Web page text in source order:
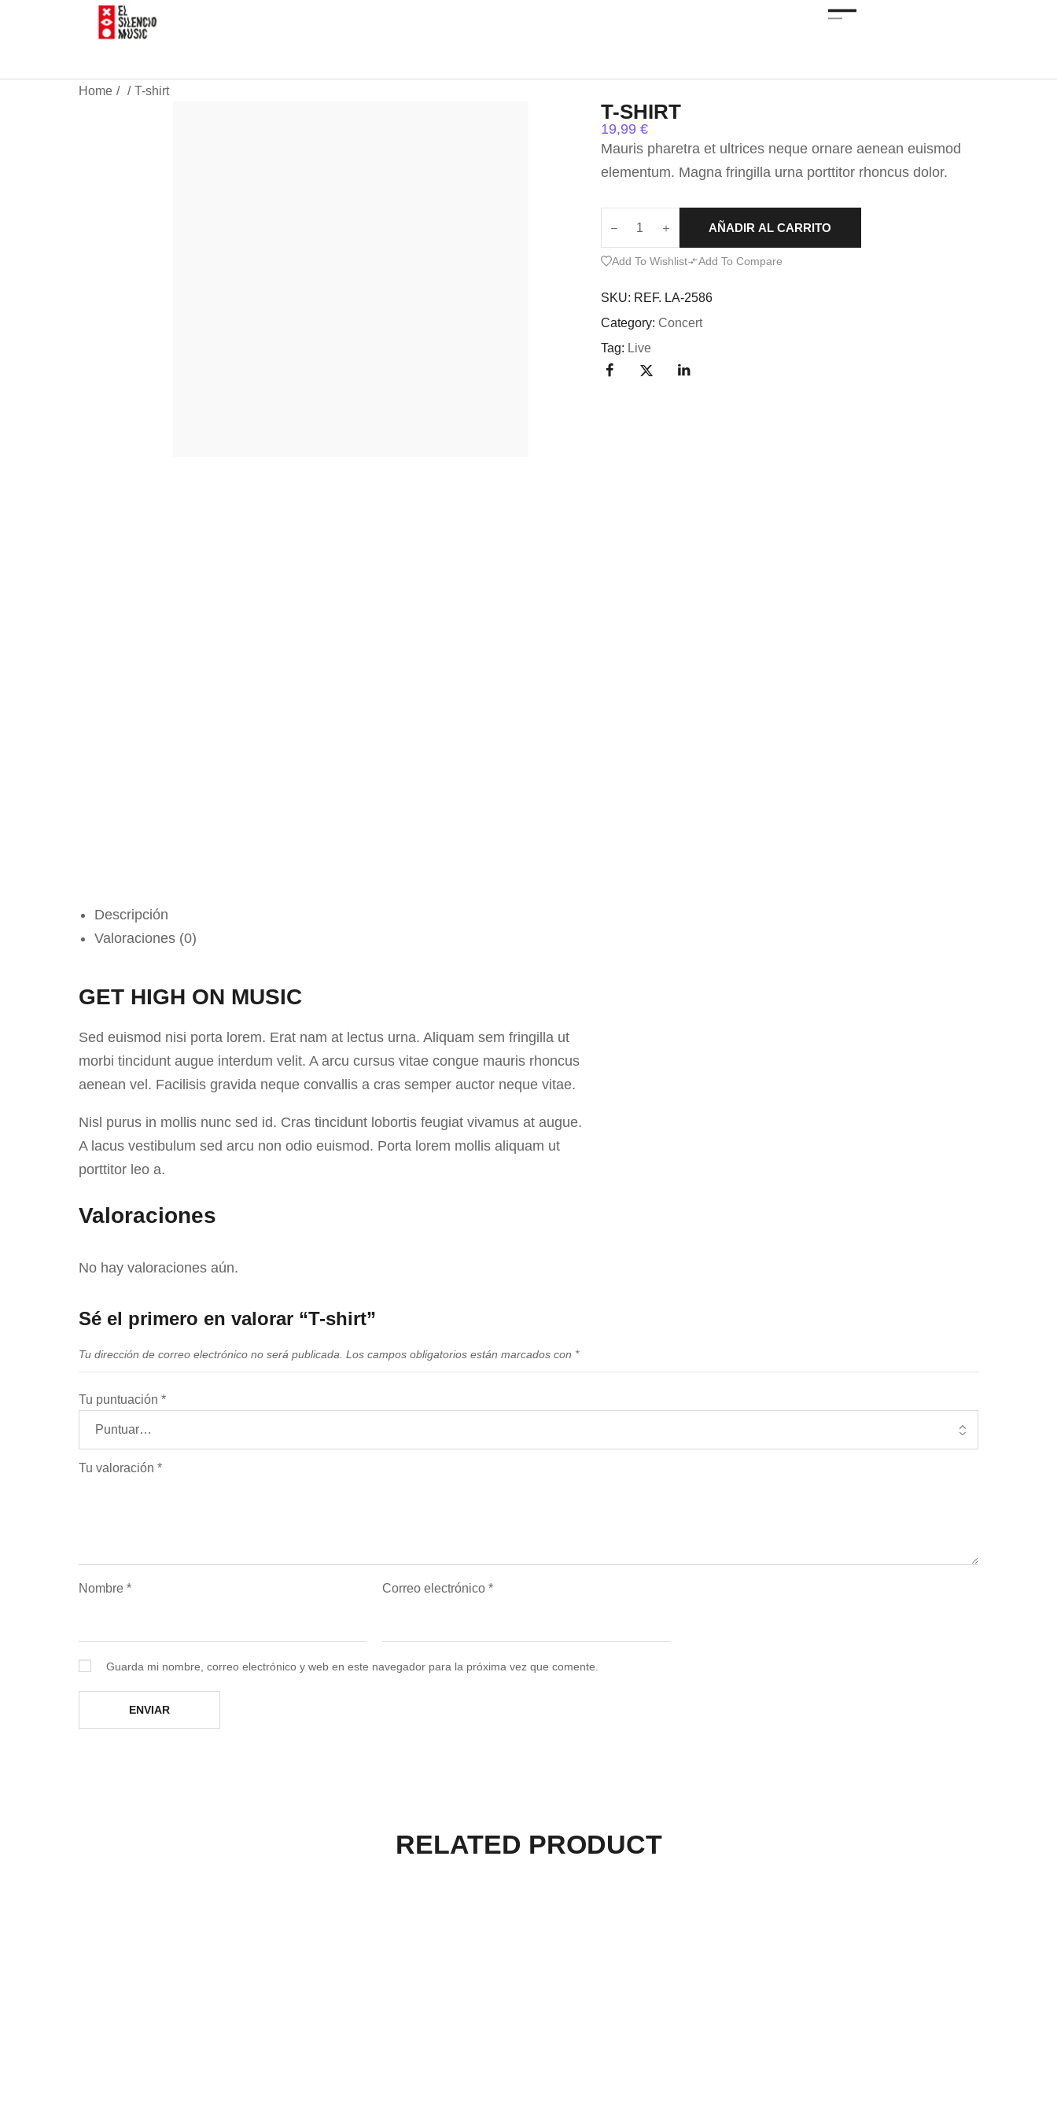
Home / / T-shirt
T-SHIRT
19,99 €
Mauris pharetra et ultrices neque ornare aenean euismod
elementum. Magna fringilla urna porttitor rhoncus dolor.
AÑADIR AL CARRITO
Add To Wishlist Add To Compare
SKU: REF. LA-2586
Category: Concert
Tag: Live
Descripción
Valoraciones (0)
GET HIGH ON MUSIC
Sed euismod nisi porta lorem. Erat nam at lectus urna. Aliquam sem fringilla ut
morbi tincidunt augue interdum velit. A arcu cursus vitae congue mauris rhoncus
aenean vel. Facilisis gravida neque convallis a cras semper auctor neque vitae.
Nisl purus in mollis nunc sed id. Cras tincidunt lobortis feugiat vivamus at augue.
A lacus vestibulum sed arcu non odio euismod. Porta lorem mollis aliquam ut
porttitor leo a.
Valoraciones
No hay valoraciones aún.
Sé el primero en valorar “T-shirt”
Tu dirección de correo electrónico no será publicada. Los campos obligatorios están marcados con *
Tu puntuación *
Tu valoración *
Nombre * Correo electrónico*
Guarda mi nombre, correo electrónico y web en este navegador para la próxima vez que comente.
RELATED PRODUCT